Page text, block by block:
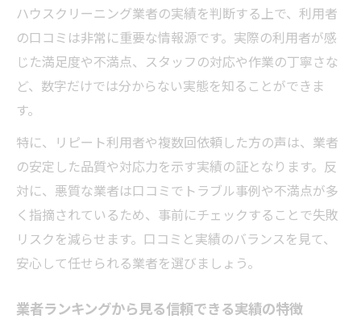
ハウスクリーニング業者の実績を判断する上で、利用者
の口コミは非常に重要な情報源です。実際の利用者が感
じた満足度や不満点、スタッフの対応や作業の丁寧さな
ど、数字だけでは分からない実態を知ることができま
す。
特に、リピート利用者や複数回依頼した方の声は、業者
の安定した品質や対応力を示す実績の証となります。反
対に、悪質な業者は口コミでトラブル事例や不満点が多
く指摘されているため、事前にチェックすることで失敗
リスクを減らせます。口コミと実績のバランスを見て、
安心して任せられる業者を選びましょう。
業者ランキングから見る信頼できる実績の特徴